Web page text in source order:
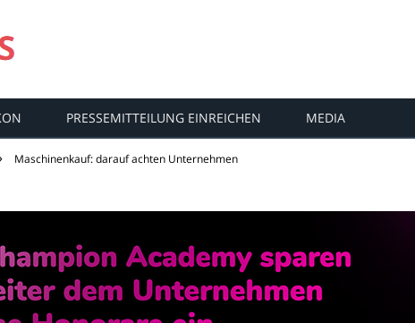
PRESSEMITTEILUNG EINREICHEN MEDIA
Maschinenkauf: darauf achten Unternehmen